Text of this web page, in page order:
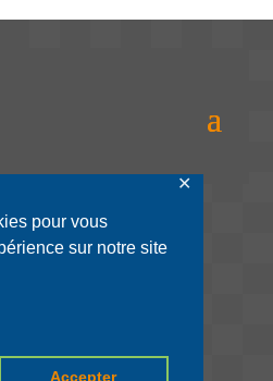
pour vous
sur notre site
Accepter
✕
SAS